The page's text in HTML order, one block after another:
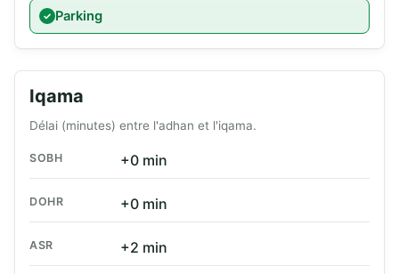
Parking
Iqama
Délai (minutes) entre l'adhan et l'iqama.
SOBH +0 min
DOHR +0 min
ASR +2 min